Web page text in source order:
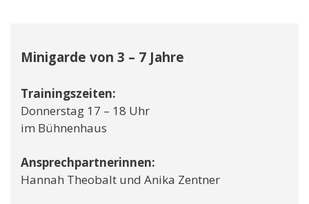
Minigarde von 3 – 7 Jahre
Trainingszeiten:
Donnerstag 17 – 18 Uhr
im Bühnenhaus
Ansprechpartnerinnen:
Hannah Theobalt und Anika Zentner